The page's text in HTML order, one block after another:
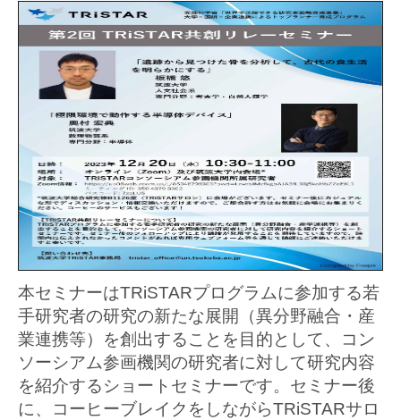
本セミナーはTRiSTARプログラムに参加する若
手研究者の研究の新たな展開（異分野融合・産
業連携等）を創出することを目的として、コン
ソーシアム参画機関の研究者に対して研究内容
を紹介するショートセミナーです。セミナー後
に、コーヒーブレイクをしながらTRiSTARサロ